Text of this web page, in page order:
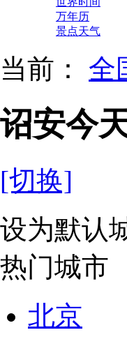
万年历
景点天气
当前： 全
诏安今
[切换]
设为默认
热门城市
北京